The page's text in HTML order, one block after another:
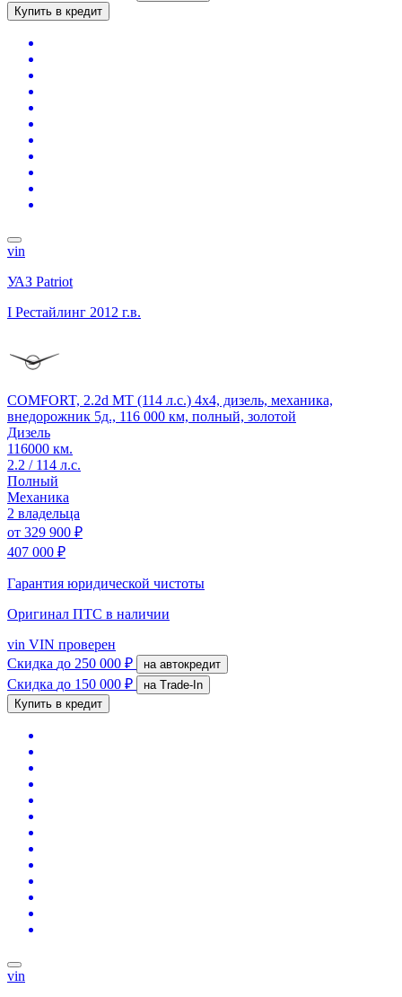
Купить в кредит
vin
УАЗ Patriot
I Рестайлинг 2012 г.в.
COMFORT, 2.2d MT (114 л.с.) 4x4, дизель, механика,
внедорожник 5д., 116 000 км, полный, золотой
Дизель
116000 км.
2.2 / 114 л.с.
Полный
Механика
2 владельца
от 329 900 ₽
407 000 ₽
Гарантия юридической чистоты
Оригинал ПТС в наличии
vin VIN проверен
Скидка до 250 000 ₽ на автокредит
Скидка до 150 000 ₽
на Trade-In
Купить в кредит
vin